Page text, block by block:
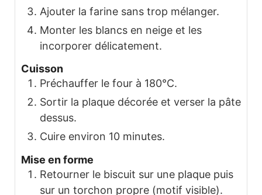
Ajouter la farine sans trop mélanger.
Monter les blancs en neige et les
incorporer délicatement.
Cuisson
Préchauffer le four à 180°C.
Sortir la plaque décorée et verser la pâte
dessus.
Cuire environ 10 minutes.
Mise en forme
Retourner le biscuit sur une plaque puis
sur un torchon propre (motif visible).